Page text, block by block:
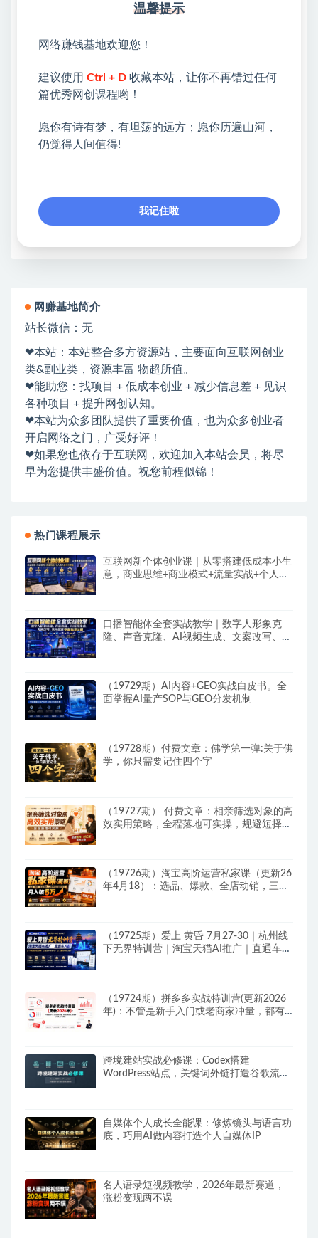
①：点击右上角【 】三个点
③：点击右上方【登录】领取
网赚基地简介
站长微信：无
❤本站：本站整合多方资源站，主要面向互联网创业
类&副业类，资源丰富 物超所值。
❤能助您：找项目 + 低成本创业 + 减少信息差 + 见识
各种项目 + 提升网创认知。
❤本站为众多团队提供了重要价值，也为众多创业者
开启网络之门，广受好评！
❤如果您也依存于互联网，欢迎加入本站会员，将尽
早为您提供丰盛价值。祝您前程似锦！
热门课程展示
互联网新个体创业课｜从零搭建低成本小生
意，商业思维+商业模式+流量实战+个人成
口播智能体全套实战教学｜数字人形象克
隆、声音克隆、AI视频生成、文案改写、软
（19729期）AI内容+GEO实战白皮书。全
面掌握AI量产SOP与GEO分发机制
（19728期）付费文章：佛学第一弹:关于佛
学，你只需要记住四个字
（19727期） 付费文章：相亲筛选对象的高
效实用策略，全程落地可实操，规避短择、
（19726期）淘宝高阶运营私家课（更新26
年4月18）：选品、爆款、全店动销，三模
（19725期）爱上 黄昏 7月27-30｜杭州线
下无界特训营｜淘宝天猫AI推广｜直通车人
（19724期）拼多多实战特训营(更新2026
年)：不管是新手入门或老商家冲量，都有
跨境建站实战必修课：Codex搭建
WordPress站点，关键词外链打造谷歌流量
自媒体个人成长全能课：修炼镜头与语言功
底，巧用AI做内容打造个人自媒体IP
名人语录短视频教学，2026年最新赛道，
涨粉变现两不误
温馨提示
网络赚钱基地欢迎您！
建议使用 Ctrl + D 收藏本站，让你不再错过任何
篇优秀网创课程哟！
愿你有诗有梦，有坦荡的远方；愿你历遍山河，
仍觉得人间值得!
我记住啦